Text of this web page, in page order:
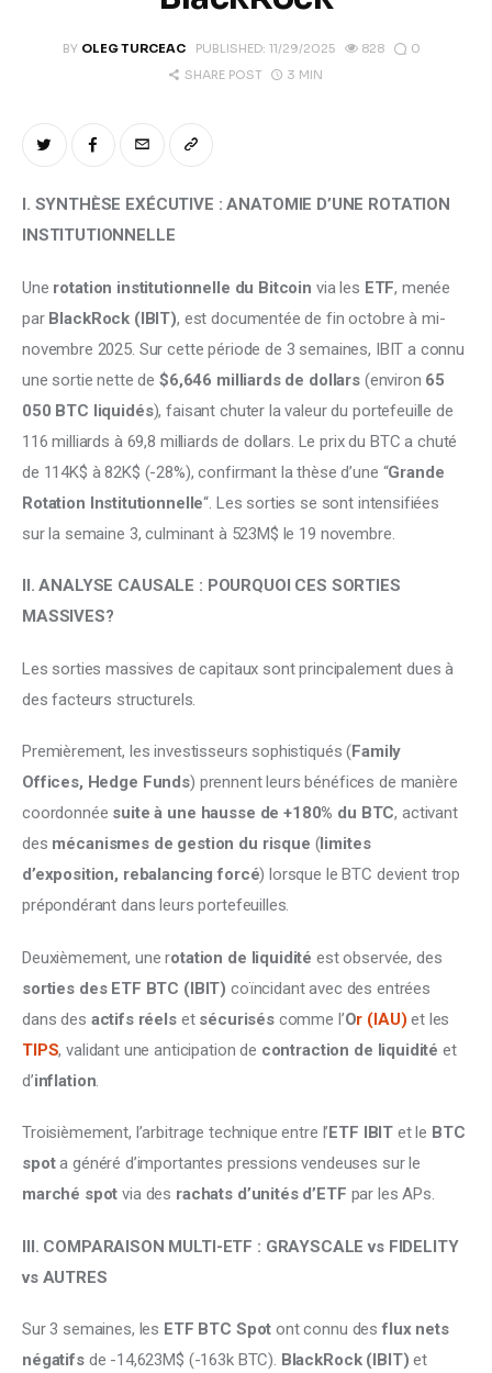
Climate
Markets
Tech
Shop
BY OLEG TURCEAC PUBLISHED: 11/29/2025 828
0
SHARE POST
3 MIN
I. SYNTHÈSE EXÉCUTIVE : ANATOMIE D’UNE ROTATION
INSTITUTIONNELLE
Une rotation institutionnelle du Bitcoin via les ETF, menée
par BlackRock (IBIT), est documentée de fin octobre à mi-
novembre 2025. Sur cette période de 3 semaines, IBIT a connu
une sortie nette de $6,646 milliards de dollars (environ 65
050 BTC liquidés), faisant chuter la valeur du portefeuille de
116 milliards à 69,8 milliards de dollars. Le prix du BTC a chuté
de 114K$ à 82K$ (-28%), confirmant la thèse d’une “Grande
Rotation Institutionnelle“. Les sorties se sont intensifiées
sur la semaine 3, culminant à 523M$ le 19 novembre.
II. ANALYSE CAUSALE : POURQUOI CES SORTIES
MASSIVES?
Les sorties massives de capitaux sont principalement dues à
des facteurs structurels.
Premièrement, les investisseurs sophistiqués (Family
Offices, Hedge Funds) prennent leurs bénéfices de manière
coordonnée suite à une hausse de +180% du BTC, activant
des mécanismes de gestion du risque (limites
d’exposition, rebalancing forcé) lorsque le BTC devient trop
prépondérant dans leurs portefeuilles.
Deuxièmement, une rotation de liquidité est observée, des
sorties des ETF BTC (IBIT) coïncidant avec des entrées
dans des actifs réels et sécurisés comme l’Or (IAU) et les
TIPS, validant une anticipation de contraction de liquidité et
d’inflation
Troisièmement, l’arbitrage technique entre l’ETF IBIT et le BTC
spot a généré d’importantes pressions vendeuses sur le
marché spot via des rachats d’unités d’ETF par les APs.
III. COMPARAISON MULTI-ETF : GRAYSCALE vs FIDELITY
vs AUTRES
Sur 3 semaines, les ETF BTC Spot ont connu des flux nets
négatifs de -14,623M$ (-163k BTC). BlackRock (IBIT) et